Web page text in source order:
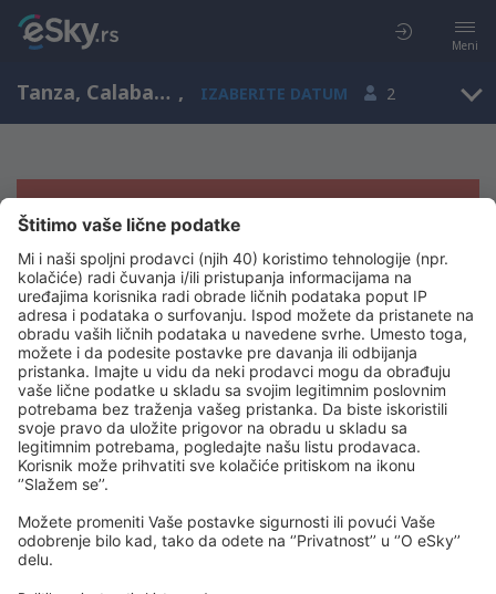
Meni
Tanza, Calabarzon, Filipini , IZABERITE DATUM 2
Žao nam je, ne možemo da prikažemo
rezultate
Pokušajte još jednom kad izaberete druge kriterijume
Copyright © eSky.rs. Sva prava zadržana.